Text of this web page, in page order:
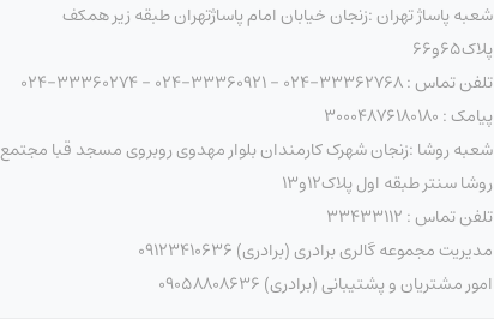
شعبه پاساژ تهران :زنجان خیابان امام پاساژتهران طبقه زیر همکف
پلاک۶۵و۶۶
تلفن تماس : 33362768-024 - 33360921-024 - 33360274-024
پیامک : ۳۰۰۰۴۸۷۶۱۸۰۱۸۰
شعبه روشا :زنجان شهرک کارمندان بلوار مهدوی روبروی مسجد قبا مجتمع
روشا سنتر طبقه اول پلاک۱۲و۱۳
تلفن تماس : ۳۳۴۳۳۱۱۲
مدیریت مجموعه گالری برادری (برادری) 09123410636
امور مشتریان و پشتیبانی (برادری) 09058808636